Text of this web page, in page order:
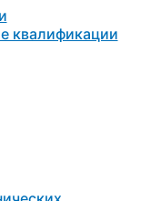
квалификации